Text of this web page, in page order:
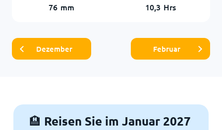
76 mm 10,3 Hrs
Dezember Februar
🏨 Reisen Sie im Januar 2027